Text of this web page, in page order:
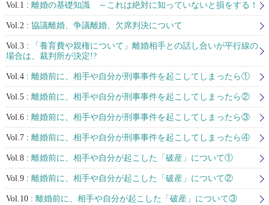
Vol.1 : 離婚の基礎知識 ～これは絶対に知っていないと損をする！
Vol.2 : 協議離婚、争議離婚、欠席判決について
Vol.3 :
「養育費や親権について」離婚相手との話し合いが平行線の
場合は、裁判所が決定!?
Vol.4 : 離婚前に、相手や自分が刑事事件を起こしてしまったら①
Vol.5 : 離婚前に、相手や自分が刑事事件を起こしてしまったら②
Vol.6 : 離婚前に、相手や自分が刑事事件を起こしてしまったら③
Vol.7 : 離婚前に、相手や自分が刑事事件を起こしてしまったら④
Vol.8 : 離婚前に、相手や自分が起こした「破産」について①
Vol.9 : 離婚前に、相手や自分が起こした「破産」について②
Vol.10 : 離婚前に、相手や自分が起こした「破産」について③